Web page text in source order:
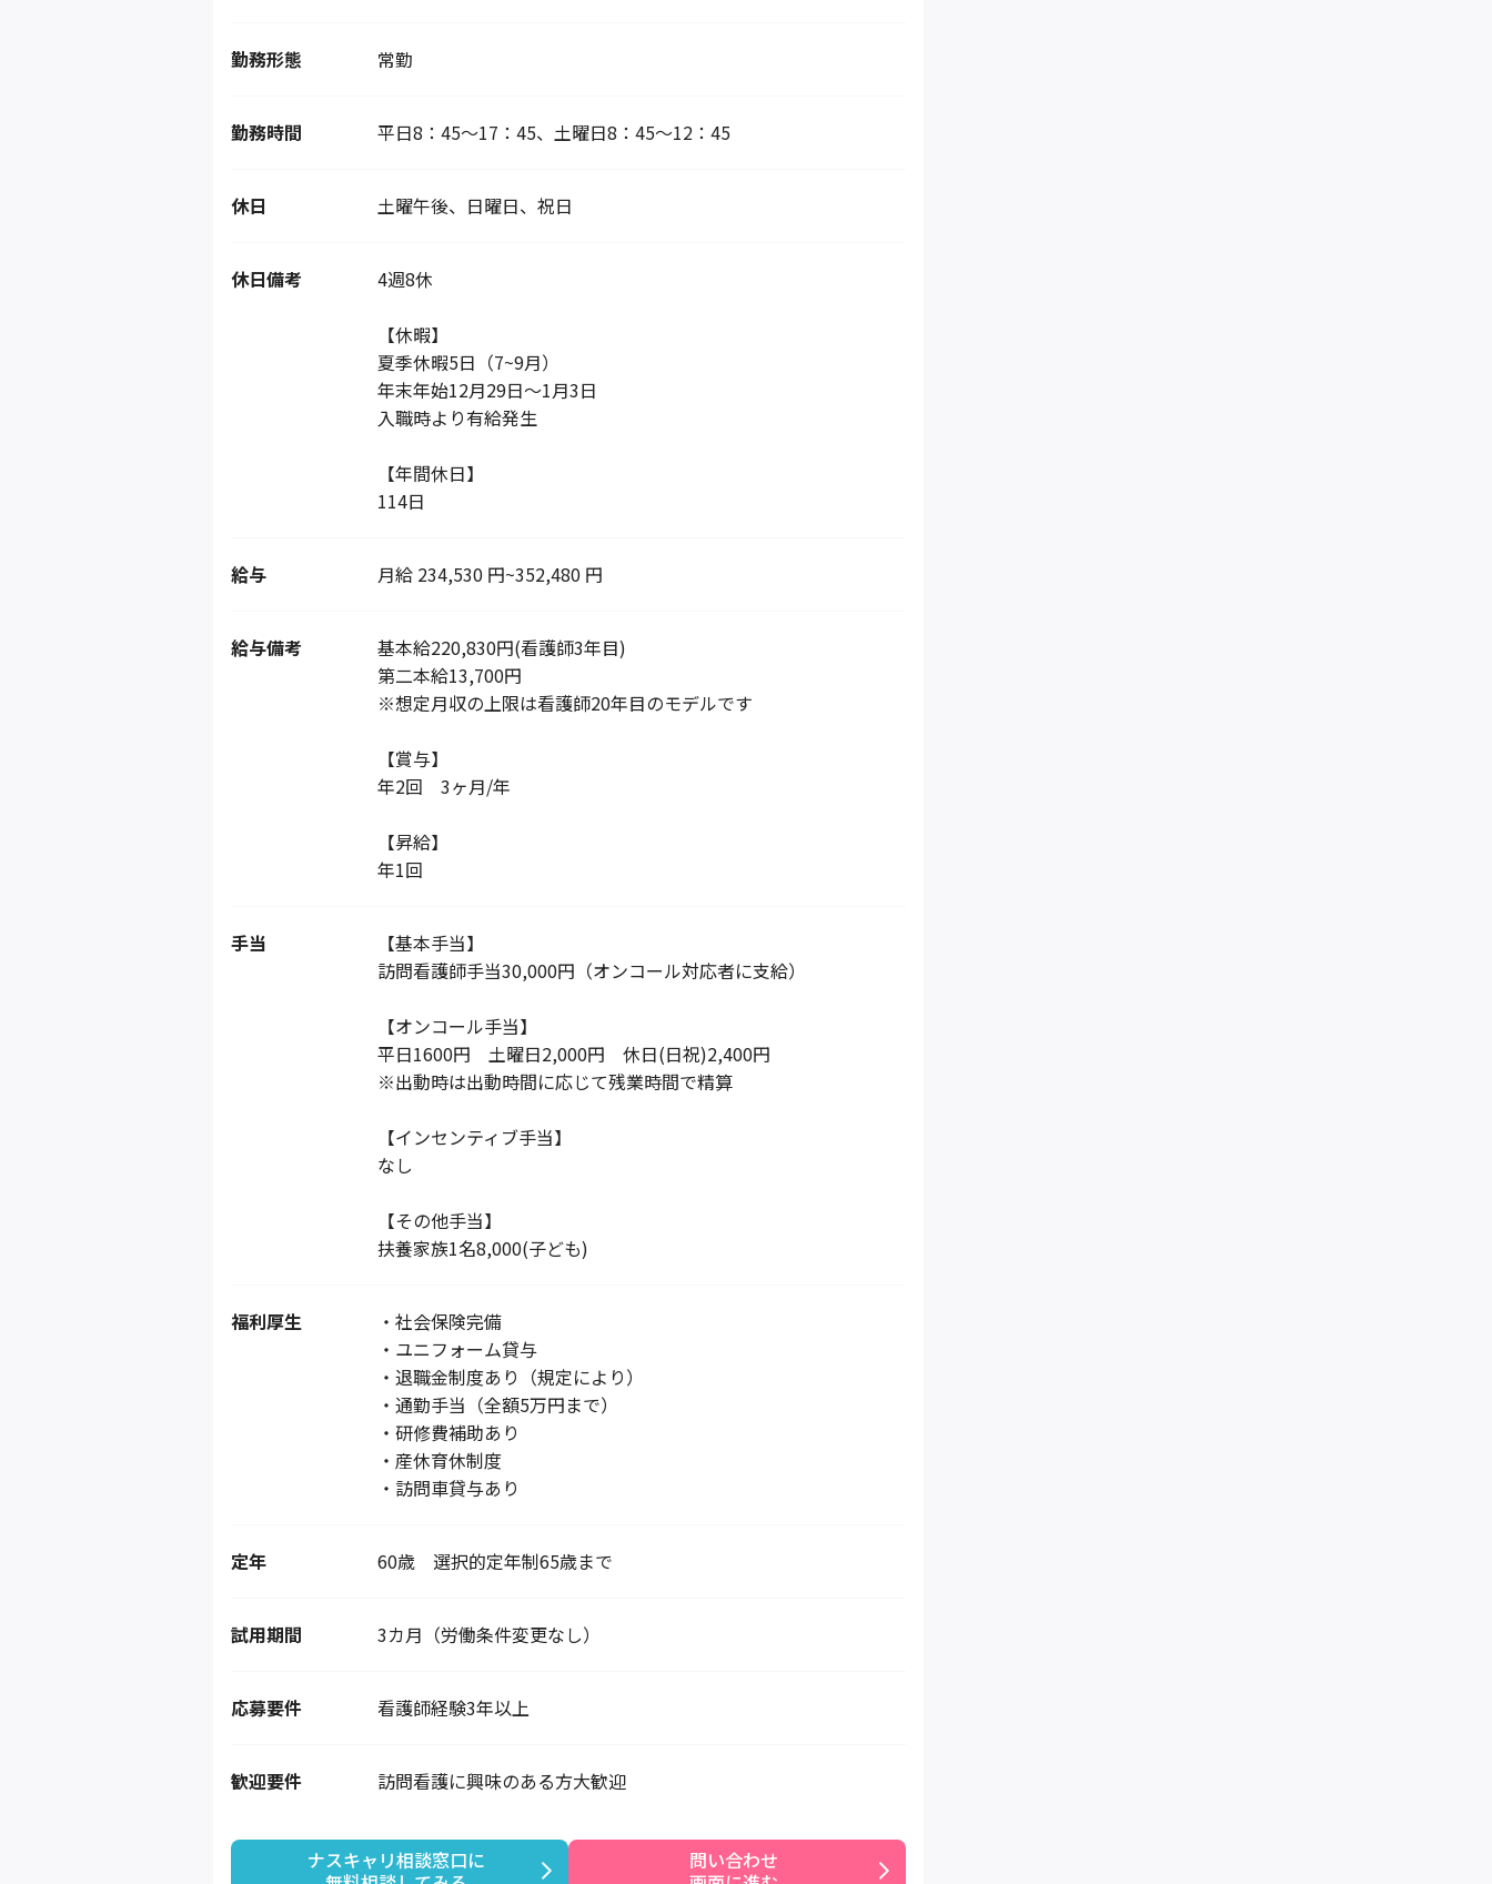
勤務形態 常勤
勤務時間 平日8：45〜17：45、土曜日8：45〜12：45
休日 土曜午後、日曜日、祝日
休日備考 4週8休
【休暇】
夏季休暇5日（7~9月）
年末年始12月29日～1月3日
入職時より有給発生
【年間休日】
114日
給与 月給 234,530 円~352,480 円
給与備考
基本給220,830円(看護師3年目)
第二本給13,700円
※想定月収の上限は看護師20年目のモデルです
【賞与】
年2回 3ヶ月/年
【昇給】
年1回
手当
【基本手当】
訪問看護師手当30,000円（オンコール対応者に支給）
【オンコール手当】
平日1600円 土曜日2,000円 休日(日祝)2,400円
※出動時は出動時間に応じて残業時間で精算
【インセンティブ手当】
なし
【その他手当】
扶養家族1名8,000(子ども)
福利厚生
・社会保険完備
・ユニフォーム貸与
・退職金制度あり（規定により）
・通勤手当（全額5万円まで）
・研修費補助あり
・産休育休制度
・訪問車貸与あり
定年 60歳 選択的定年制65歳まで
試用期間 3カ月（労働条件変更なし）
応募要件 看護師経験3年以上
歓迎要件 訪問看護に興味のある方大歓迎
ナスキャリ相談窓口に
問い合わせ